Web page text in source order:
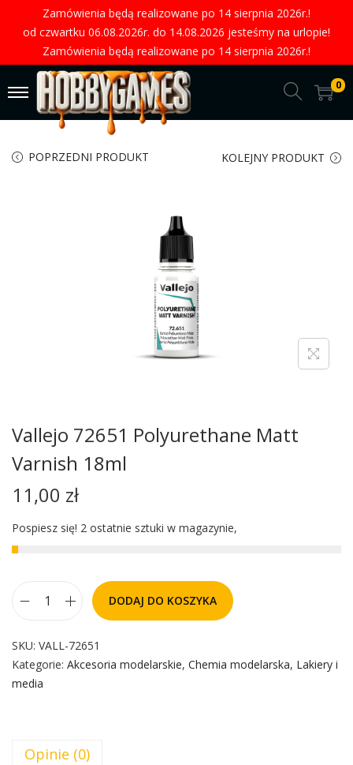
Zamówienia będą realizowane po 14 sierpnia 2026r.!
od czwartku 06.08.2026r. do 14.08.2026 jesteśmy na urlopie!
Zamówienia będą realizowane po 14 sierpnia 2026r.!
0
POPRZEDNI PRODUKT KOLEJNY PRODUKT
Vallejo 72651 Polyurethane Matt
Varnish 18ml
11,00 zł
Pospiesz się! 2 ostatnie sztuki w magazynie,
DODAJ DO KOSZYKA
SKU: VALL-72651
Kategorie: Akcesoria modelarskie, Chemia modelarska, Lakiery i
media
Opinie (0)